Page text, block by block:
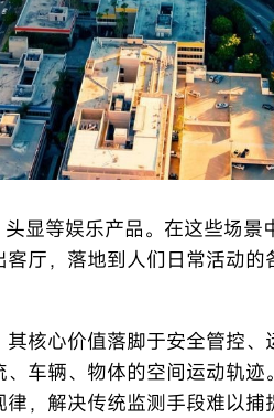
显等娱乐产品。在这些场
厅，落地到人们日常活动
核心价值落脚于安全管控
车辆、物体的空间运动轨
，解决传统监测手段难以捕